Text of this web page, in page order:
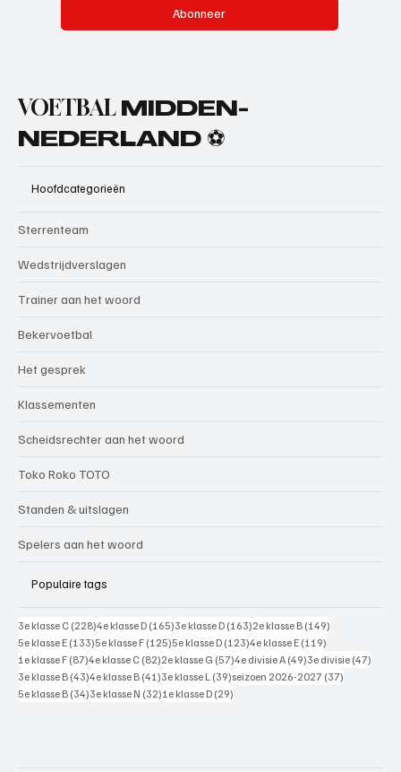
Abonneer
VOETBAL MIDDEN-
NEDERLAND ⚽
Hoofdcategorieën
Sterrenteam
Wedstrijdverslagen
Trainer aan het woord
Bekervoetbal
Het gesprek
Klassementen
Scheidsrechter aan het woord
Toko Roko TOTO
Standen & uitslagen
Spelers aan het woord
Populaire tags
3e klasse C (228)228 posts
4e klasse D (165)165 posts
3e klasse D (163)163 posts
2e klasse B (149)
5e klasse E (133)133 posts
5e klasse F (125)125 posts
5e klasse D (123)123 posts
4e klasse E (119)
1e klasse F (87)87 posts
4e klasse C (82)82 posts
2e klasse G (57)57 posts
4e divisie A (49)49 posts
3e divisie (47)
3e klasse B (43)43 posts
4e klasse B (41)41 posts
3e klasse L (39)39 posts
seizoen 2026-2027 (37)
5e klasse B (34)34 posts
3e klasse N (32)32 posts
1e klasse D (29)